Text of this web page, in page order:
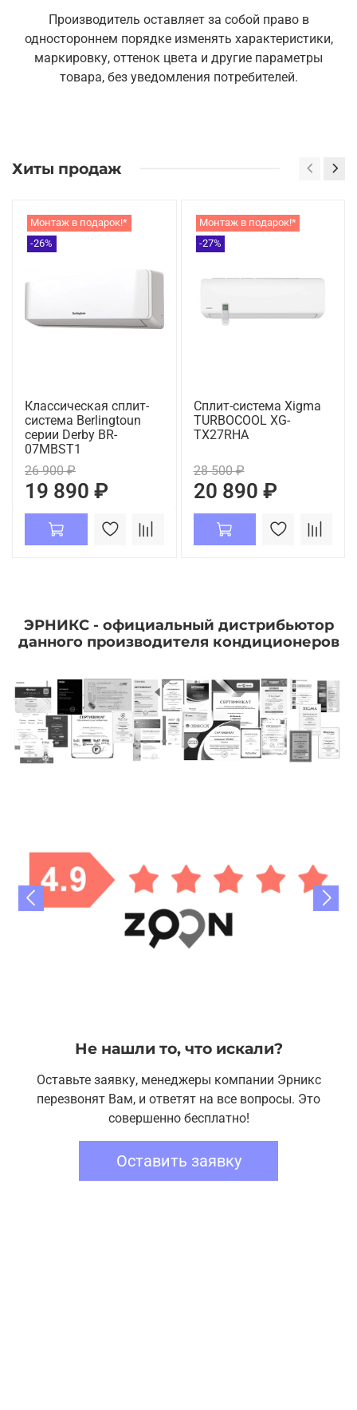
Производитель оставляет за собой право в
одностороннем порядке изменять характеристики,
маркировку, оттенок цвета и другие параметры
товара, без уведомления потребителей.
Хиты продаж
Монтаж в подарок!*
-26%
Классическая сплит-
система Berlingtoun
серии Derby BR-
07MBST1
26 900 ₽
19 890 ₽
Монтаж в подарок!*
-27%
Сплит-система Xigma
TURBOCOOL XG-
TX27RHA
28 500 ₽
20 890 ₽
ЭРНИКС - официальный дистрибьютор
данного производителя кондиционеров
Не нашли то, что искали?
Оставьте заявку, менеджеры компании Эрникс
перезвонят Вам, и ответят на все вопросы. Это
совершенно бесплатно!
Оставить заявку